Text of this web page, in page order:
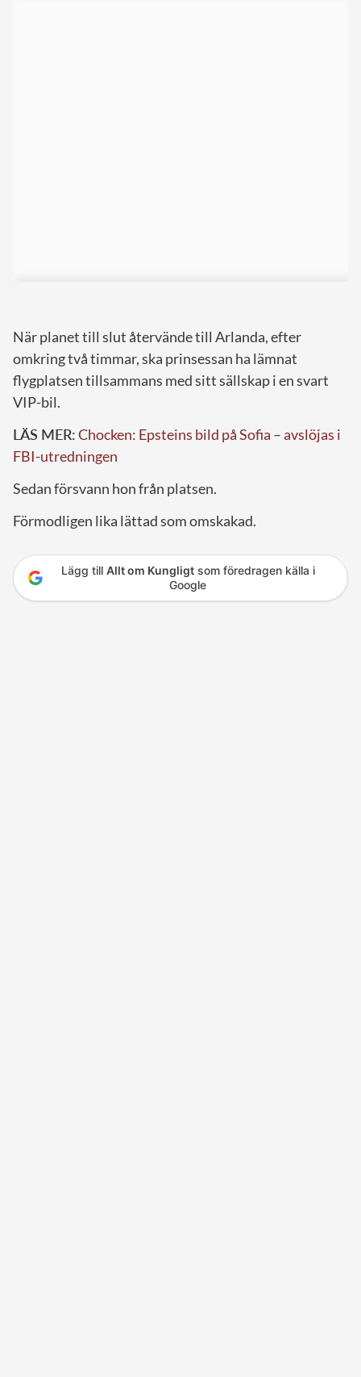
När planet till slut återvände till Arlanda, efter
omkring två timmar, ska prinsessan ha lämnat
flygplatsen tillsammans med sitt sällskap i en svart
VIP-bil.
LÄS MER:Chocken: Epsteins bild på Sofia – avslöjas i
FBI-utredningen
Sedan försvann hon från platsen.
Förmodligen lika lättad som omskakad.
Lägg till Allt om Kungligtsom föredragen källa i
Google